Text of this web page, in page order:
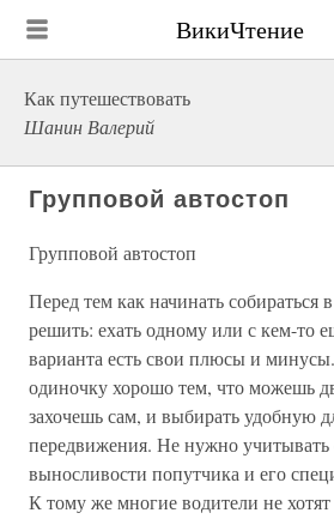
ВикиЧтение
Как путешествовать
Шанин Валерий
Групповой автостоп
Групповой автостоп
Перед тем как начинать собираться
решить: ехать одному или с кем-то
варианта есть свои плюсы и
одиночку хорошо тем, что можешь
захочешь сам, и выбирать удобную
передвижения. Не нужно учитывать
выносливости попутчика и его
К тому же многие водители не хотят